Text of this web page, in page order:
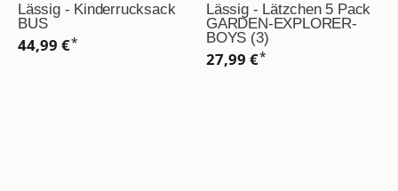
Lässig - Kinderrucksack
BUS
44,99 €*
Lässig - Lätzchen 5 Pack
GARDEN-EXPLORER-
BOYS (3)
27,99 €*